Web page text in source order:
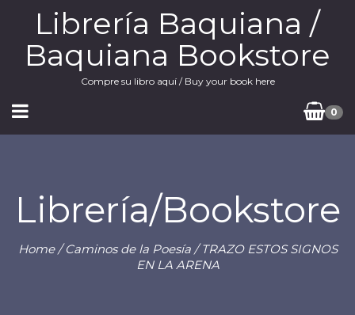
Librería Baquiana /
Baquiana Bookstore
Compre su libro aquí / Buy your book here
0
Librería/Bookstore
Home/Caminos de la Poesía/ TRAZO ESTOS SIGNOS
EN LA ARENA